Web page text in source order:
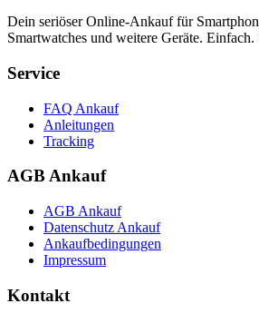
Dein seriöser Online-Ankauf für
Smartwatches und weitere Geräte. Einfach.
Service
FAQ Ankauf
Anleitungen
Tracking
AGB Ankauf
AGB Ankauf
Datenschutz Ankauf
Ankaufbedingungen
Impressum
Kontakt